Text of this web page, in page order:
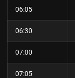
06:05
06:30
07:00
07:05